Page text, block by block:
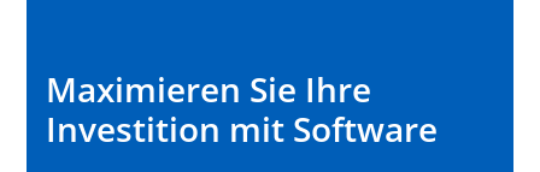
Maximieren Sie Ihre
Investition mit Software